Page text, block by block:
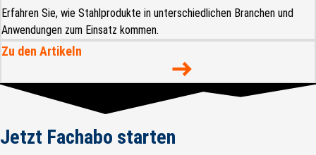
Erfahren Sie, wie Stahlprodukte in unterschiedlichen Branchen und
Anwendungen zum Einsatz kommen.
Zu den Artikeln
Jetzt Fachabo starten